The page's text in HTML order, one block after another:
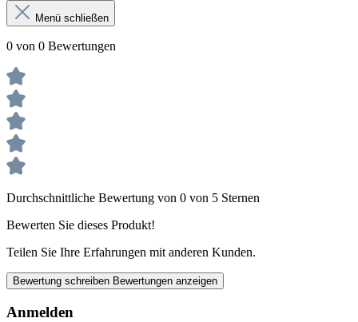
Menü schließen
0 von 0 Bewertungen
Durchschnittliche Bewertung von 0 von 5 Sternen
Bewerten Sie dieses Produkt!
Teilen Sie Ihre Erfahrungen mit anderen Kunden.
Bewertung schreiben Bewertungen anzeigen
Anmelden